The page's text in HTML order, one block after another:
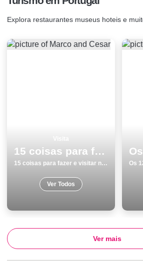
Explora restaurantes museus hoteis e
15 coisas para fazer e visitar na Guarda no inverno
15 coisas para fazer e visitar na Guarda no inverno
Ver Todos
Ver mais